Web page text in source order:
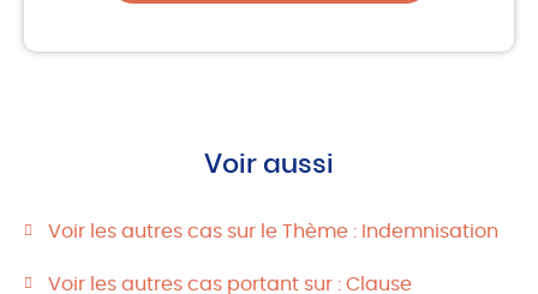
Voir aussi
Voir les autres cas sur le Thème : Indemnisation
Voir les autres cas portant sur : Clause